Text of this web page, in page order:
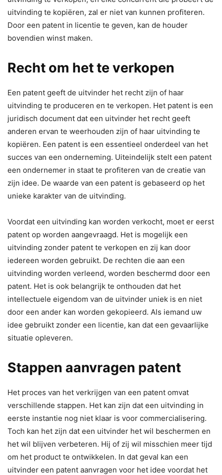
uitvinding te kopiëren, zal er niet van kunnen profiteren.
Door een patent in licentie te geven, kan de houder
bovendien winst maken.
Recht om het te verkopen
Een patent geeft de uitvinder het recht zijn of haar
uitvinding te produceren en te verkopen. Het patent is een
juridisch document dat een uitvinder het recht geeft
anderen ervan te weerhouden zijn of haar uitvinding te
kopiëren. Een patent is een essentieel onderdeel van het
succes van een onderneming. Uiteindelijk stelt een patent
een ondernemer in staat te profiteren van de creatie van
zijn idee. De waarde van een patent is gebaseerd op het
unieke karakter van de uitvinding.
Voordat een uitvinding kan worden verkocht, moet er eerst
patent op worden aangevraagd. Het is mogelijk een
uitvinding zonder patent te verkopen en zij kan door
iedereen worden gebruikt. De rechten die aan een
uitvinding worden verleend, worden beschermd door een
patent. Het is ook belangrijk te onthouden dat het
intellectuele eigendom van de uitvinder uniek is en niet
door een ander kan worden gekopieerd. Als iemand uw
idee gebruikt zonder een licentie, kan dat een gevaarlijke
situatie opleveren.
Stappen aanvragen patent
Het proces van het verkrijgen van een patent omvat
verschillende stappen. Het kan zijn dat een uitvinding in
eerste instantie nog niet klaar is voor commercialisering.
Toch kan het zijn dat een uitvinder het wil beschermen en
het wil blijven verbeteren. Hij of zij wil misschien meer tijd
om het product te ontwikkelen. In dat geval kan een
uitvinder een patent aanvragen voor het idee voordat het